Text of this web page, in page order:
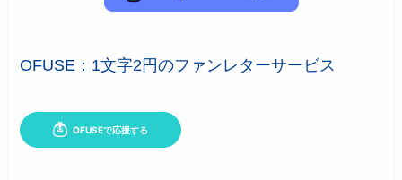
OFUSE：1文字2円のファンレターサービス